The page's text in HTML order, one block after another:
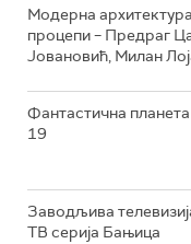
Модерна
процепи – Предраг
Јовановић, Милан
Фантастична
19
Заводљива
ТВ серија Бањица